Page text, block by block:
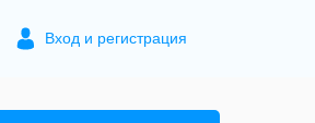
Вход и регистрация